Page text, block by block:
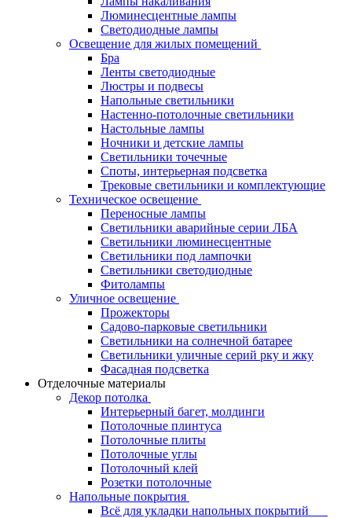
Люминесцентные лампы
Светодиодные лампы
Освещение для жилых помещений
Бра
Ленты светодиодные
Люстры и подвесы
Напольные светильники
Настенно-потолочные светильники
Настольные лампы
Ночники и детские лампы
Светильники точечные
Споты, интерьерная подсветка
Трековые светильники и комплектующие
Техническое освещение
Переносные лампы
Светильники аварийные серии ЛБА
Светильники люминесцентные
Светильники под лампочки
Светильники светодиодные
Фитолампы
Уличное освещение
Прожекторы
Садово-парковые светильники
Светильники на солнечной батарее
Светильники уличные серий рку и жку
Фасадная подсветка
Отделочные материалы
Декор потолка
Интерьерный багет, молдинги
Потолочные плинтуса
Потолочные плиты
Потолочные углы
Потолочный клей
Розетки потолочные
Напольные покрытия
Всё для укладки напольных покрытий